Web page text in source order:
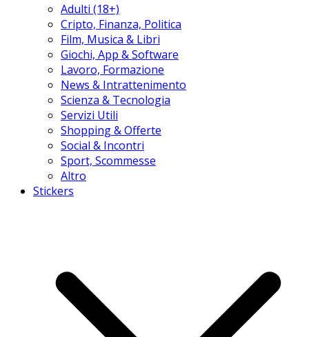
Adulti (18+)
Cripto, Finanza, Politica
Film, Musica & Libri
Giochi, App & Software
Lavoro, Formazione
News & Intrattenimento
Scienza & Tecnologia
Servizi Utili
Shopping & Offerte
Social & Incontri
Sport, Scommesse
Altro
Stickers